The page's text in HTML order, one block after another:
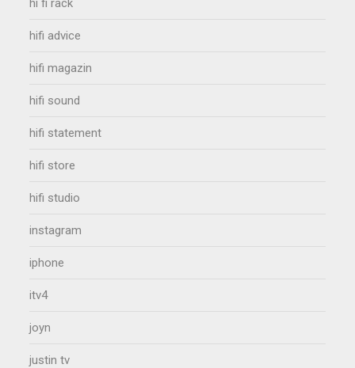
hi fi rack
hifi advice
hifi magazin
hifi sound
hifi statement
hifi store
hifi studio
instagram
iphone
itv4
joyn
justin tv